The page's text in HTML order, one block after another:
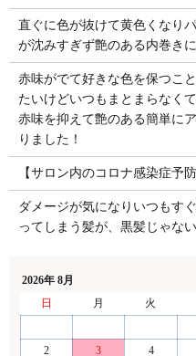
直ぐに色が抜けて黄色くなり
が沈みすぎず艶のある内巻きに
赤味がでて好きな色を保つこ
たいけどいつもまとまらなく
赤味を抑えて艶のある簡単に
りました！
【サロン内のコロナ感染症予
ダメージが気になりいつもす
ってしまう髪が、黒髪じゃな
2026年 8月
日
月 火
2
3 4